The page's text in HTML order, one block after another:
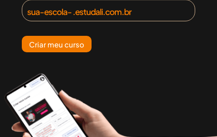
sua-escola-aqui.estudali.com.br
Criar meu curso